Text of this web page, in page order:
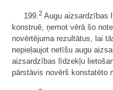
199. 2 Augu aizsardzības
konstruē, ņemot vērā šo
novērtējuma rezultātus, lai
nepieļaujot netīšu augu
aizsardzības līdzekļu
pārstāvis novērš konstatēto